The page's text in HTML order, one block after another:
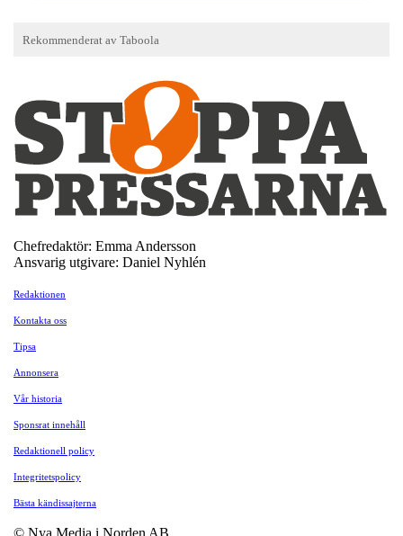
Chefredaktör: Emma Andersson
Ansvarig utgivare: Daniel Nyhlén
Redaktionen
Kontakta oss
Tipsa
Annonsera
Vår historia
Sponsrat innehåll
Redaktionell policy
Integritetspolicy
Bästa kändissajterna
© Nya Media i Norden AB